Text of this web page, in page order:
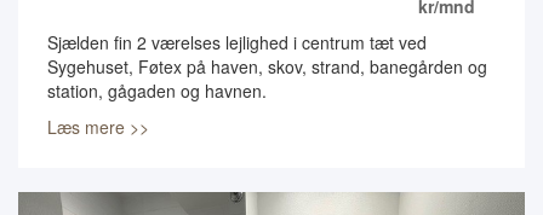
kr/mnd
Sjælden fin 2 værelses lejlighed i centrum tæt ved
Sygehuset, Føtex på haven, skov, strand, banegården og
station, gågaden og havnen.
Læs mere >>